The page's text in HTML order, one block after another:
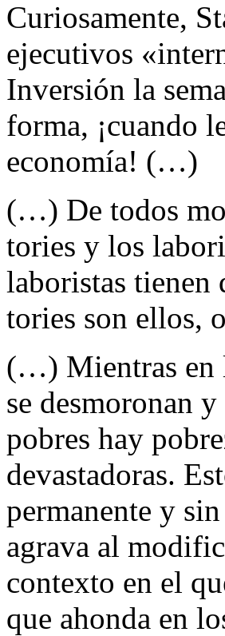
Curiosamente,
ejecutivos
Inversión la
forma, ¡cuando
economía! (…)
(…) De todos
tories y los
laboristas tienen
tories son ellos,
(…) Mientras en
se desmoronan
pobres hay
devastadoras.
permanente y
agrava al
contexto en el
que ahonda en